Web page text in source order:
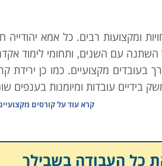
ומקצועות רבים. כל אמא יהודייה
עם השנים, ותחומי לימוד
בעובדים מקצועיים. כמו כן ירידת
עובדות ומיומנות בענפים
וגורמי המחקר הממונים בו
, בוגרי לימודי מדעי הרוח, מורים
קרא עוד עלקורסים
כל העבודה בשבילך